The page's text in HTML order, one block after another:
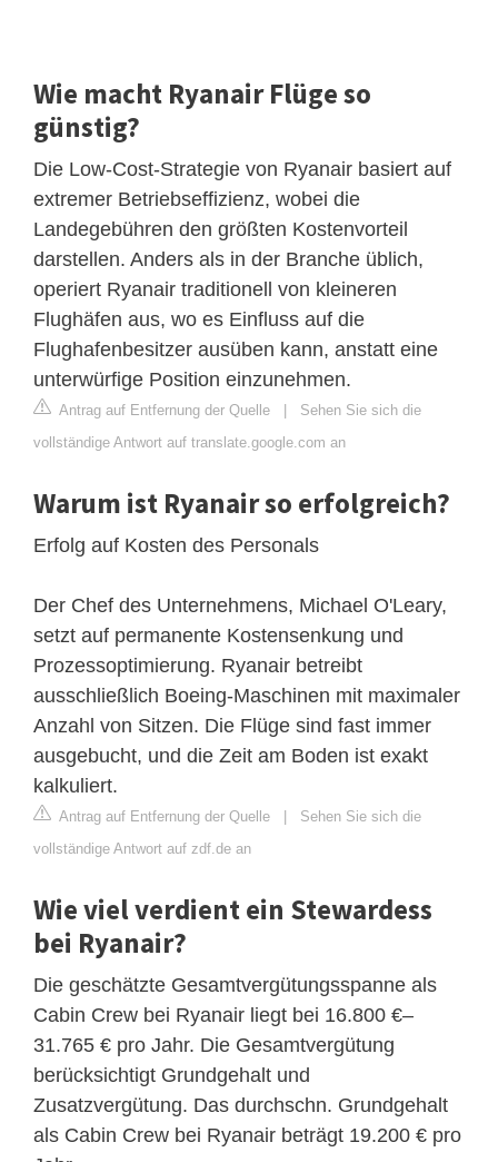
Wie macht Ryanair Flüge so
günstig?
Die Low-Cost-Strategie von Ryanair basiert auf
extremer Betriebseffizienz, wobei die
Landegebühren den größten Kostenvorteil
darstellen. Anders als in der Branche üblich,
operiert Ryanair traditionell von kleineren
Flughäfen aus, wo es Einfluss auf die
Flughafenbesitzer ausüben kann, anstatt eine
unterwürfige Position einzunehmen.
Antrag auf Entfernung der Quelle | Sehen Sie sich die
vollständige Antwort auf translate.google.com an
Warum ist Ryanair so erfolgreich?
Erfolg auf Kosten des Personals
Der Chef des Unternehmens, Michael O'Leary,
setzt auf permanente Kostensenkung und
Prozessoptimierung. Ryanair betreibt
ausschließlich Boeing-Maschinen mit maximaler
Anzahl von Sitzen. Die Flüge sind fast immer
ausgebucht, und die Zeit am Boden ist exakt
kalkuliert.
Antrag auf Entfernung der Quelle | Sehen Sie sich die
vollständige Antwort auf zdf.de an
Wie viel verdient ein Stewardess
bei Ryanair?
Die geschätzte Gesamtvergütungsspanne als
Cabin Crew bei Ryanair liegt bei 16.800 €–
31.765 € pro Jahr. Die Gesamtvergütung
berücksichtigt Grundgehalt und
Zusatzvergütung. Das durchschn. Grundgehalt
als Cabin Crew bei Ryanair beträgt 19.200 € pro